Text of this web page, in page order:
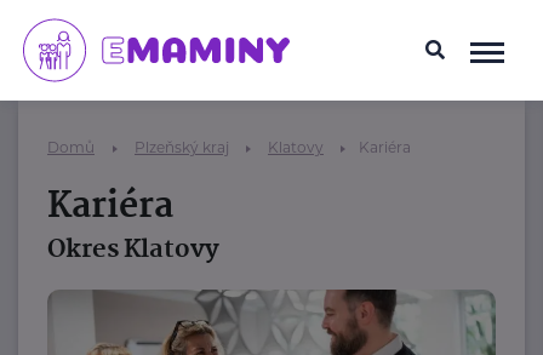
Domů Plzeňský kraj Klatovy Kariéra
Kariéra
Okres Klatovy